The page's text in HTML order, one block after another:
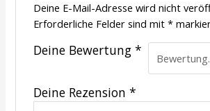
Deine E-Mail-Adresse wird nicht
Erforderliche Felder sind mit *
Deine Bewertung *
Deine Rezension *